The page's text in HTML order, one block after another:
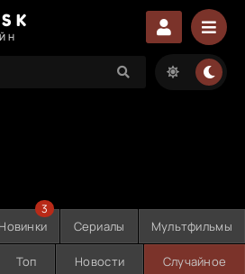
Новинки
3
Сериалы Мультфильмы
Топ Новости Случайное